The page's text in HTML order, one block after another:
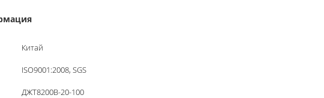
Китай
ISO9001:2008, SGS
ДЖТ8200В-20-100